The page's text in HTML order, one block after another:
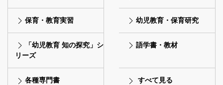
保育・教育実習 幼児教育・保育研究
「幼児教育 知の探究」シ
リーズ
語学書・教材
各種専門書 すべて見る